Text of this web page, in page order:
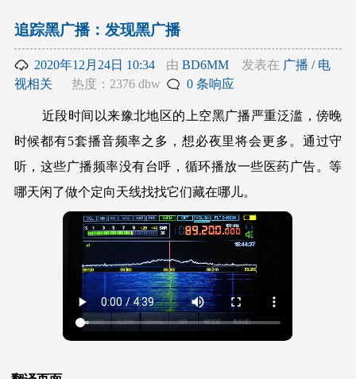
追踪黑广播：发现黑广播
2020年12月24日 10:34 由BD6MM 发表在 广播 / 电
视相关
热度：2376 dbw 0 条响应
近段时间以来豫北地区的上空黑广播严重泛滥，傍晚
时候都有5套播音频率之多，想必夜里将会更多。通过守
听，这些广播频率没有台呼，循环播放一些医药广告。等
哪天闲了做个定向天线找找它们藏在哪儿。